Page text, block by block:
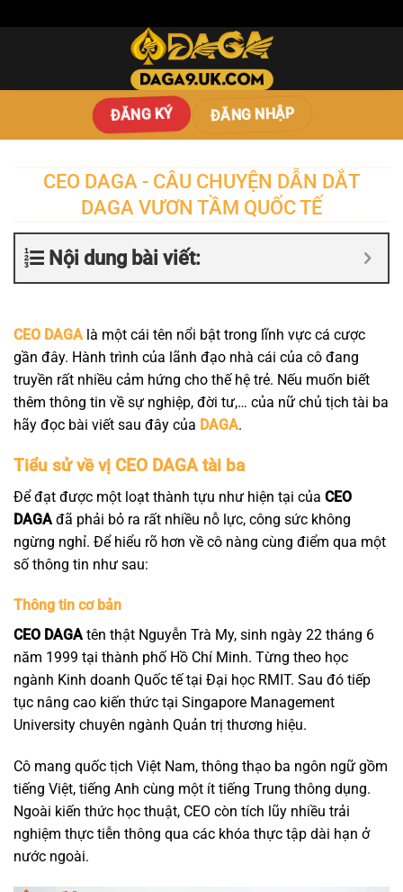
ĐĂNG KÝ ĐĂNG NHẬP
CEO DAGA - CÂU CHUYỆN DẪN DẮT
DAGA VƯƠN TẦM QUỐC TẾ
Nội dung bài viết:
CEO DAGAlà một cái tên nổi bật trong lĩnh vực cá cược
gần đây. Hành trình của lãnh đạo nhà cái của cô đang
truyền rất nhiều cảm hứng cho thế hệ trẻ. Nếu muốn biết
thêm thông tin về sự nghiệp, đời tư,… của nữ chủ tịch tài ba
hãy đọc bài viết sau đây của DAGA.
Tiểu sử về vị CEO DAGA tài ba
Để đạt được một loạt thành tựu như hiện tại của CEO
DAGA đã phải bỏ ra rất nhiều nỗ lực, công sức không
ngừng nghỉ. Để hiểu rõ hơn về cô nàng cùng điểm qua một
số thông tin như sau:
Thông tin cơ bản
CEO DAGAtên thật Nguyễn Trà My, sinh ngày 22 tháng 6
năm 1999 tại thành phố Hồ Chí Minh. Từng theo học
ngành Kinh doanh Quốc tế tại Đại học RMIT. Sau đó tiếp
tục nâng cao kiến thức tại Singapore Management
University chuyên ngành Quản trị thương hiệu.
Cô mang quốc tịch Việt Nam, thông thạo ba ngôn ngữ gồm
tiếng Việt, tiếng Anh cùng một ít tiếng Trung thông dụng.
Ngoài kiến thức học thuật, CEO còn tích lũy nhiều trải
nghiệm thực tiễn thông qua các khóa thực tập dài hạn ở
nước ngoài.